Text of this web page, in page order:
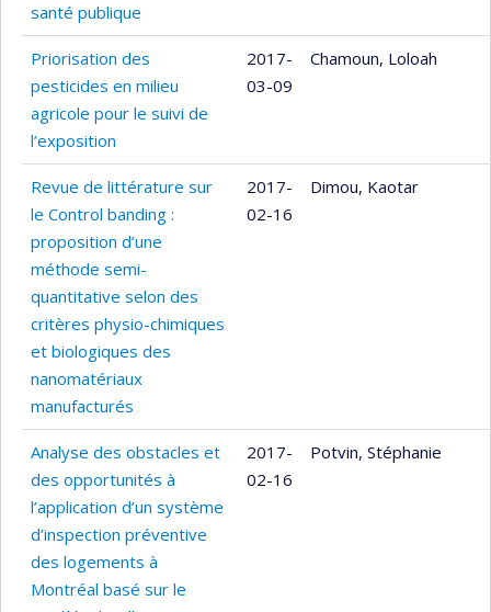
santé publique
Priorisation des
pesticides en milieu
agricole pour le suivi de
l’exposition
2017-
03-09
Chamoun, Loloah
Revue de littérature sur
le Control banding :
proposition d’une
méthode semi-
quantitative selon des
critères physio-chimiques
et biologiques des
nanomatériaux
manufacturés
2017-
02-16
Dimou, Kaotar
Analyse des obstacles et
des opportunités à
l’application d’un système
d’inspection préventive
des logements à
Montréal basé sur le
2017-
02-16
Potvin, Stéphanie